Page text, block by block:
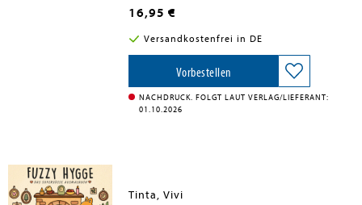
Szene, die ich vor Augen habe, aufs
Papier? Wie funktioniert Perspektive?
Und wo ist der verflixte Fluchtpunkt?
Dieses Buch schlägt eine Brücke
zwischen der Theorie perspektivischer
Konzepte und der Praxis des Zeichnens
vor Ort.Aus dem Inhalt:Schlüssel I
Grundlagen II Räumliche
GrundprinzipienIII PerspektivenIV Eine
lernenUrban SketchingDas Urban
Sketching ist ein simples und leicht
16,95 €
Versandkostenfrei in DE
Vorbestellen
NACHDRUCK. FOLGT LAUT VERLAG/LIEFERANT:
01.10.2026
Tinta, Vivi